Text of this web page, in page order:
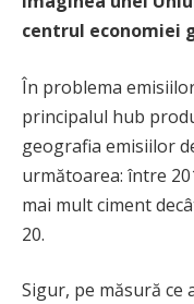
centrul economiei
În problema
principalul hub
geografia emisiilor
următoarea: între
mai mult ciment
20.
Sigur, pe măsură ce